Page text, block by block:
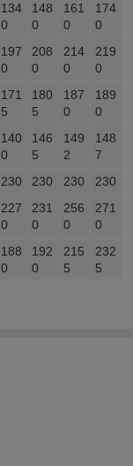
134
0
148
0
161
0
174
0
197
0
208
0
214
0
219
0
171
5
180
5
187
0
189
0
140
0
146
5
149
2
148
7
230 230 230
230
227
0
231
0
256
0
271
0
188
0
192
0
215
5
232
5